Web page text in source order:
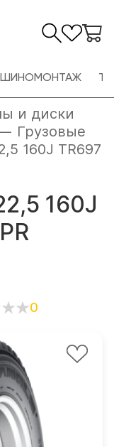
ШИНОМОНТАЖ
и диски
Грузовые
160J TR697
160J
0